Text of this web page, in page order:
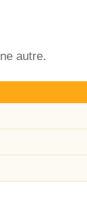
autre.